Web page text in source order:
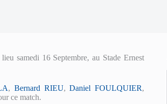
samedi 16 Septembre, au Stade Ernest
,Bernard RIEU,Daniel FOULQUIER,
ce match.